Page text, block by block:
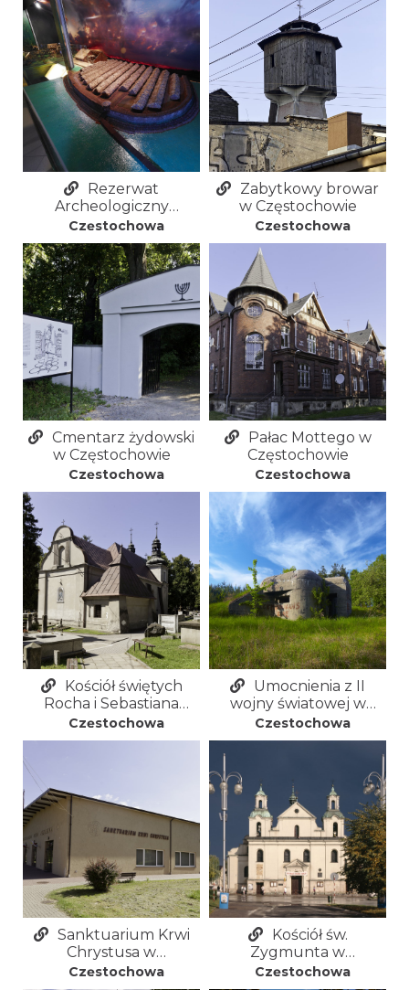
Rezerwat
Archeologiczny
Kultury Łużyckiej w
Częstochowie Rakowie
Częstochowa
Zabytkowy browar
w Częstochowie
Częstochowa
Cmentarz żydowski
w Częstochowie
Częstochowa
Pałac Mottego w
Częstochowie
Częstochowa
Kościół świętych
Rocha i Sebastiana
oraz cmentarz św.
Rocha w Częstochowie
Częstochowa
Umocnienia z II
wojny światowej w
Częstochowie
Częstochowa
Sanktuarium Krwi
Chrystusa w
Częstochowie
Częstochowa
Kościół św.
Zygmunta w
Częstochowie
Częstochowa